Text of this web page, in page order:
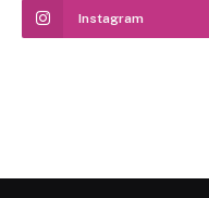
Instagram